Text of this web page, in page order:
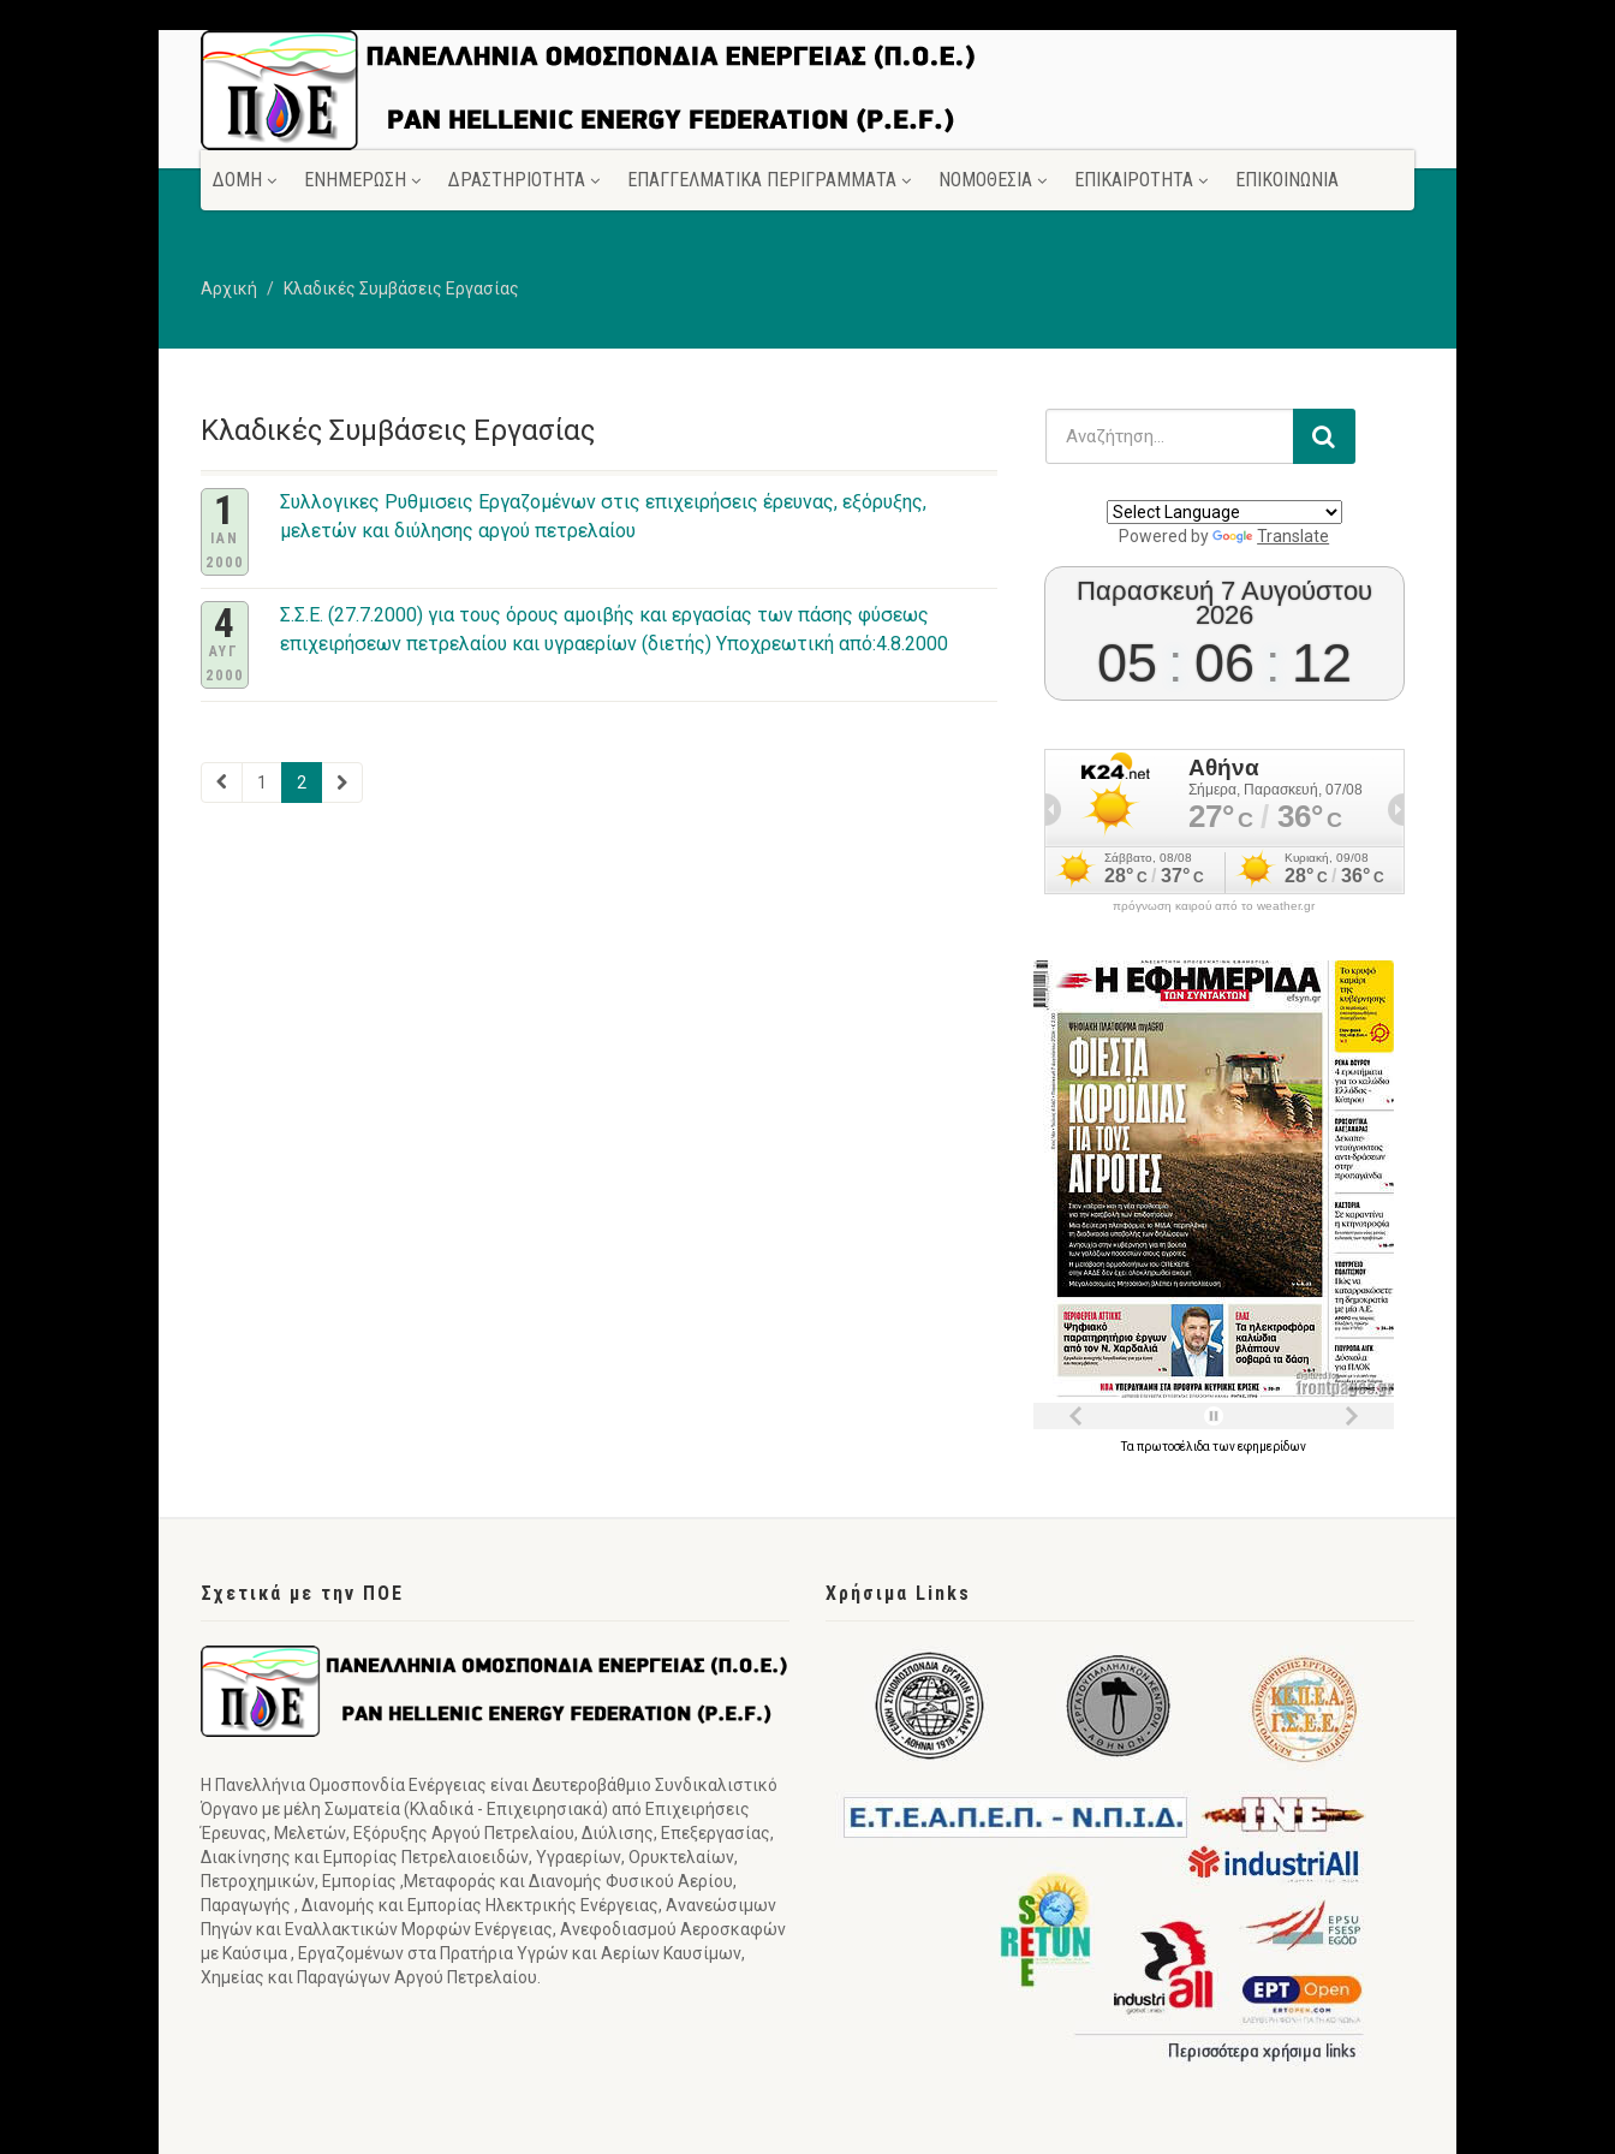
ΔΟΜΗ ΕΝΗΜΕΡΩΣΗ ΔΡΑΣΤΗΡΙΟΤΗΤΑ ΕΠΑΓΓΕΛΜΑΤΙΚΑ ΠΕΡΙΓΡΑΜΜΑΤΑ ΝΟΜΟΘΕΣΙΑ ΕΠΙΚΑΙΡΟΤΗΤΑ ΕΠΙΚΟΙΝΩΝΙΑ
Αρχική Κλαδικές Συμβάσεις Εργασίας
Κλαδικές Συμβάσεις Εργασίας
1
IAN
2000
Συλλογικες Ρυθμισεις Εργαζομένων στις επιχειρήσεις έρευνας, εξόρυξης,
μελετών και διύλησης αργού πετρελαίου
4
ΑΥΓ
2000
Σ.Σ.Ε. (27.7.2000) για τους όρους αμοιβής και εργασίας των πάσης φύσεως
επιχειρήσεων πετρελαίου και υγραερίων (διετής) Υποχρεωτική από:4.8.2000
1 2
Powered by Translate
Παρασκευή 7 Αυγούστου
2026
05 : 06 : 13
πρόγνωση καιρού από το weather.gr
Ταπρωτοσέλιδατωνεφημερίδων
Σχετικά με την ΠΟΕ
Η Πανελλήνια Ομοσπονδία Ενέργειας είναι Δευτεροβάθμιο Συνδικαλιστικό
Όργανο με μέλη Σωματεία (Κλαδικά - Επιχειρησιακά) από Επιχειρήσεις
Έρευνας, Μελετών, Εξόρυξης Αργού Πετρελαίου, Διύλισης, Επεξεργασίας,
Διακίνησης και Εμπορίας Πετρελαιοειδών, Υγραερίων, Ορυκτελαίων,
Πετροχημικών, Εμπορίας ,Μεταφοράς και Διανομής Φυσικού Αερίου,
Παραγωγής , Διανομής και Εμπορίας Ηλεκτρικής Ενέργειας, Ανανεώσιμων
Πηγών και Εναλλακτικών Μορφών Ενέργειας, Ανεφοδιασμού Αεροσκαφών
με Καύσιμα , Εργαζομένων στα Πρατήρια Υγρών και Αερίων Καυσίμων,
Χημείας και Παραγώγων Αργού Πετρελαίου.
Χρήσιμα Links